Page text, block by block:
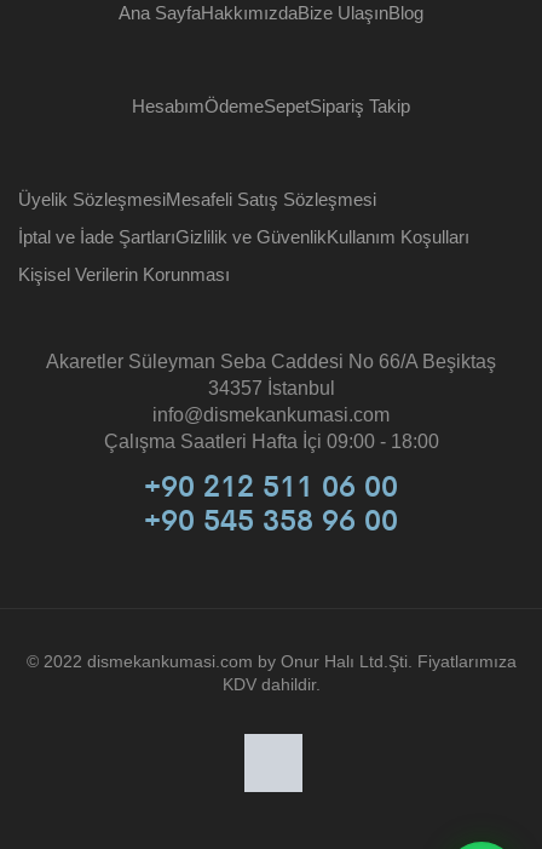
Ana SayfaHakkımızdaBize UlaşınBlog
HesabımÖdemeSepetSipariş Takip
Üyelik SözleşmesiMesafeli Satış Sözleşmesi
İptal ve İade ŞartlarıGizlilik ve GüvenlikKullanım Koşulları
Kişisel Verilerin Korunması
Akaretler Süleyman Seba Caddesi No 66/A Beşiktaş
34357 İstanbul
info@dismekankumasi.com
Çalışma Saatleri Hafta İçi 09:00 - 18:00
+90 212 511 06 00
+90 545 358 96 00
© 2022 dismekankumasi.com by Onur Halı Ltd.Şti. Fiyatlarımıza
KDV dahildir.